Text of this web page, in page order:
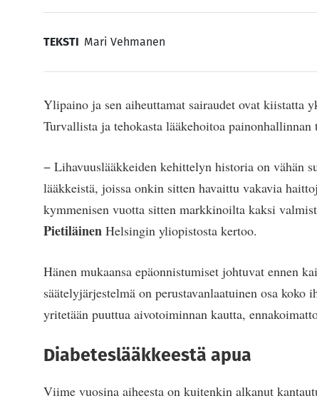
TEKSTI Mari Vehmanen
Ylipaino ja sen aiheuttamat sairaudet ovat kiistatta
Turvallista ja tehokasta lääkehoitoa
− Lihavuuslääkkeiden kehittelyn historia on vähän
lääkkeistä, joissa onkin sitten havaittu vakavia
kymmenisen vuotta sitten markkinoilta kaksi
Pietiläinen Helsingin yliopistosta kertoo.
Hänen mukaansa epäonnistumiset johtuvat ennen
säätelyjärjestelmä on perustavanlaatuinen osa
yritetään puuttua aivotoiminnan kautta,
Diabeteslääkkeestä apua
Viime vuosina aiheesta on kuitenkin alkanut